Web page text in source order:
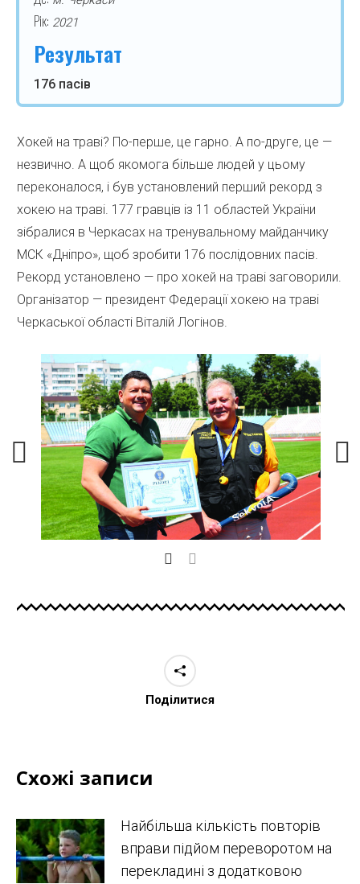
Рік: 2021
Результат
176 пасів
Хокей на траві? По-перше, це гарно. А по-друге, це —
незвично. А щоб якомога більше людей у цьому
переконалося, і був установлений перший рекорд з
хокею на траві. 177 гравців із 11 областей України
зібралися в Черкасах на тренувальному майданчику
МСК «Дніпро», щоб зробити 176 послідовних пасів.
Рекорд установлено — про хокей на траві заговорили.
Організатор — президент Федерації хокею на траві
Черкаської області Віталій Логінов.
Поділитися
Схожі записи
Найбільша кількість повторів
вправи підйом переворотом на
перекладині з додатковою